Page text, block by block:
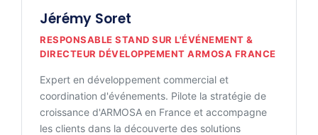
Jérémy Soret
RESPONSABLE STAND SUR L'ÉVÉNEMENT &
DIRECTEUR DÉVELOPPEMENT ARMOSA FRANCE
Expert en développement commercial et
coordination d'événements. Pilote la stratégie de
croissance d'ARMOSA en France et accompagne
les clients dans la découverte des solutions